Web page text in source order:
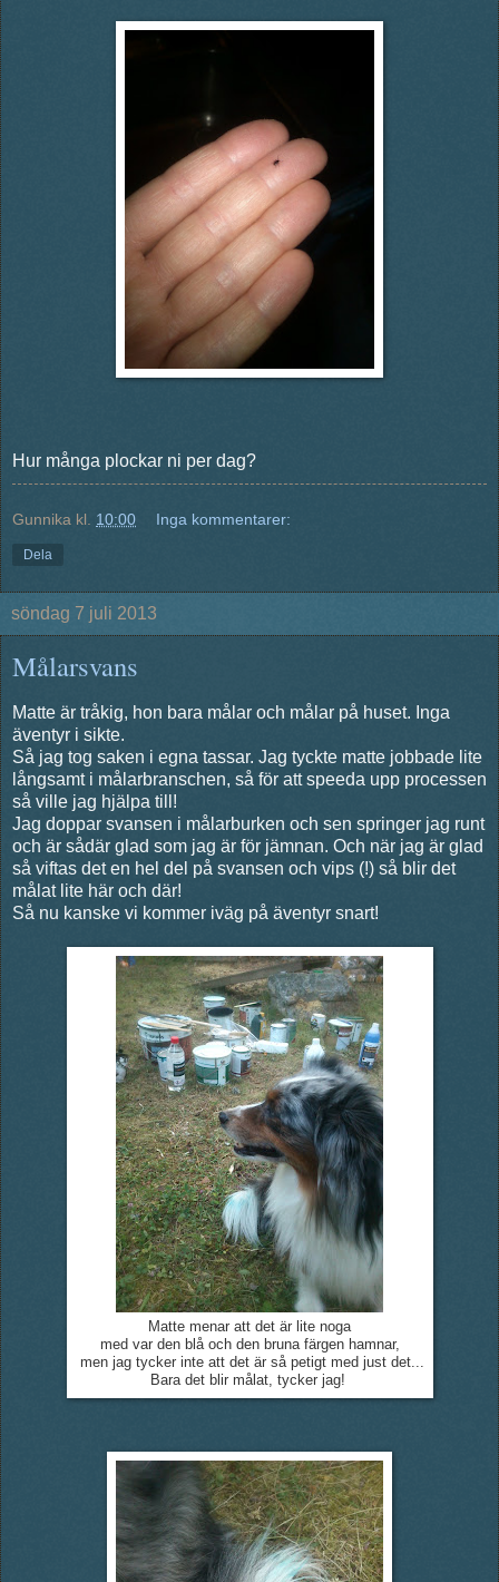
Hur många plockar ni per dag?
Gunnika kl. 10:00 Inga kommentarer:
Dela
söndag 7 juli 2013
Målarsvans
Matte är tråkig, hon bara målar och målar på huset. Inga
äventyr i sikte.
Så jag tog saken i egna tassar. Jag tyckte matte jobbade lite
långsamt i målarbranschen, så för att speeda upp processen
så ville jag hjälpa till!
Jag doppar svansen i målarburken och sen springer jag runt
och är sådär glad som jag är för jämnan. Och när jag är glad
så viftas det en hel del på svansen och vips (!) så blir det
målat lite här och där!
Så nu kanske vi kommer iväg på äventyr snart!
Matte menar att det är lite noga
med var den blå och den bruna färgen hamnar,
men jag tycker inte att det är så petigt med just det...
Bara det blir målat, tycker jag!